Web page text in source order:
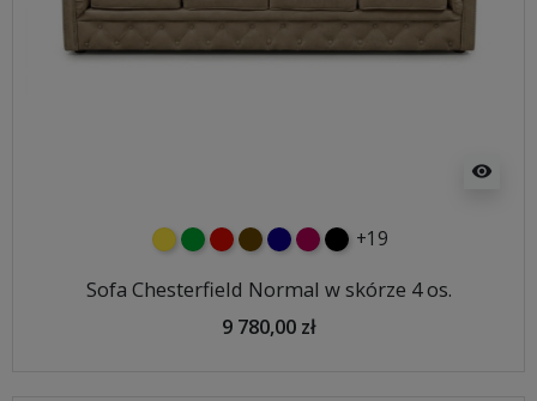
visibility
żółtyzielonyczerwony
czekoladowy
granatowy
malinowy
czarny
+19
Sofa Chesterfield Normal w skórze 4 os.
9 780,00 zł